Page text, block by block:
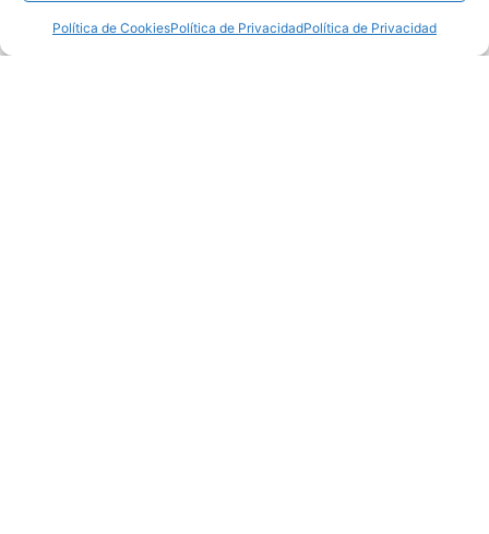
Política de CookiesPolítica de PrivacidadPolítica de Privacidad